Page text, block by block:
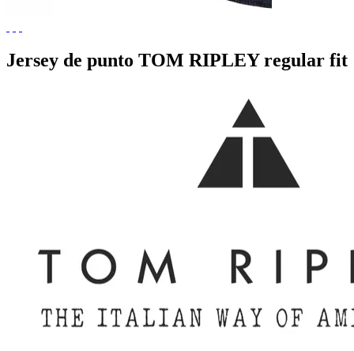
Jersey de punto TOM RIPLEY regular fit